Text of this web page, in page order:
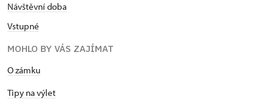
Návštěvní doba
Vstupné
MOHLO BY VÁS ZAJÍMAT
O zámku
Tipy na výlet